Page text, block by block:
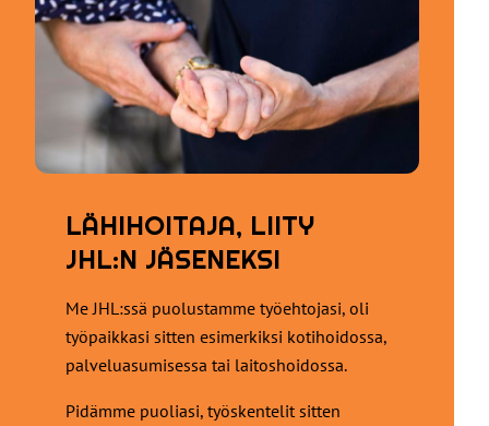
LÄHIHOITAJA, LIITY
JHL:N JÄSENEKSI
Me JHL:ssä puolustamme työehtojasi, oli
työpaikkasi sitten esimerkiksi kotihoidossa,
palveluasumisessa tai laitoshoidossa.
Pidämme puoliasi, työskentelit sitten